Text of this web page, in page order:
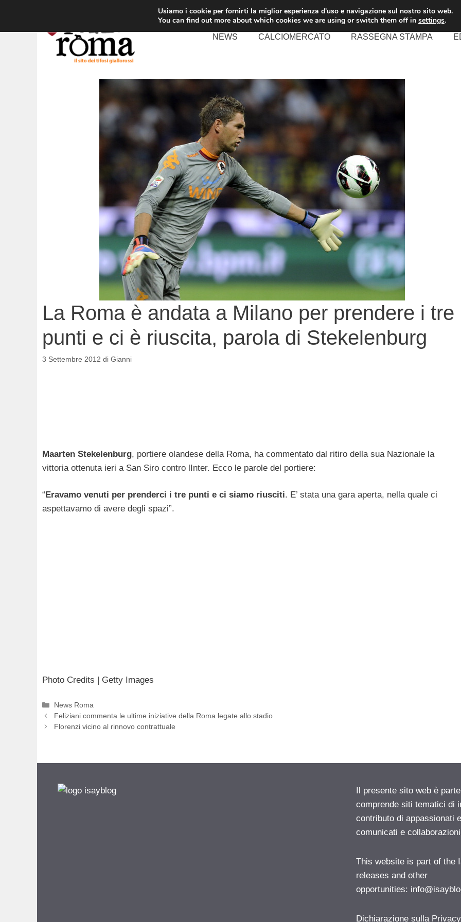
contenuto
NEWS CALCIOMERCATO RASSEGNA STAMPA
La Roma è andata a Milano per prendere i tre
punti e ci è riuscita, parola di Stekelenburg
3 Settembre 2012 di Gianni
Maarten Stekelenburg, portiere olandese della Roma, ha commentato dal ritiro della sua Nazionale la
vittoria ottenuta ieri a San Siro contro lInter. Ecco le parole del portiere:
“ Eravamo venuti per prenderci i tre punti e ci siamo riusciti. E’ stata una gara aperta, nella quale ci
aspettavamo di avere degli spazi”.
Photo Credits | Getty Images
Categorie
News Roma
Feliziani commenta le ultime iniziative della Roma legate allo stadio
Florenzi vicino al rinnovo contrattuale
Il presente sito web è
comprende siti tematici di
contributo di appassionati
comunicati e
This website is part of the
releases and other
opportunities:
Dichiarazione sulla
Usiamo i cookie per fornirti la miglior esperienza d'uso e navigazione sul nostro sito web.
You can find out more about which cookies we are using or switch them off in settings.